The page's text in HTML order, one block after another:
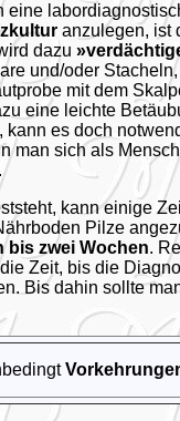
eine
anzulegen, ist
dazu
und/oder
mit dem
eine leichte
es doch
man sich als
kann einige
Pilze
bis zwei Wochen.
Zeit, bis die
Bis dahin sollte